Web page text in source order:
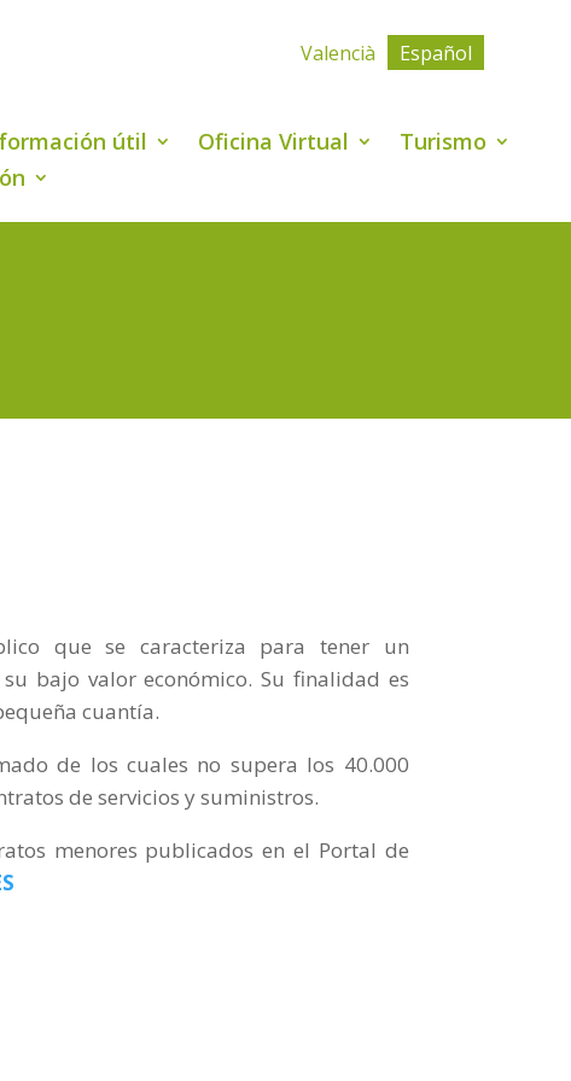
Valencià Español
útil Oficina Virtual
Turismo
que se caracteriza para tener un
bajo valor económico. Su finalidad es
cuantía.
de los cuales no supera los 40.000
de servicios y suministros.
menores publicados en el Portal de